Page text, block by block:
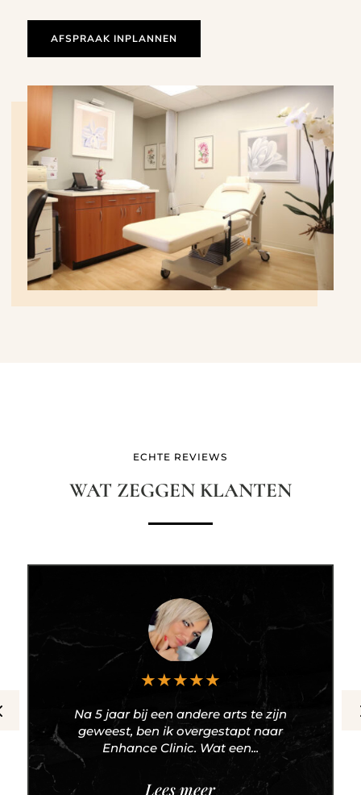
AFSPRAAK INPLANNEN
ECHTE REVIEWS
WAT ZEGGEN KLANTEN
★★★★★
Na 5 jaar bij een andere arts te zijn
geweest, ben ik overgestapt naar
Enhance Clinic. Wat een...
Lees meer